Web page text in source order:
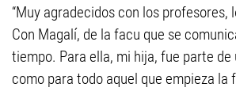
“Muy agradecidos con los profesores,
Con Magalí, de la facu que se
tiempo. Para ella, mi hija, fue parte
como para todo aquel que empieza la